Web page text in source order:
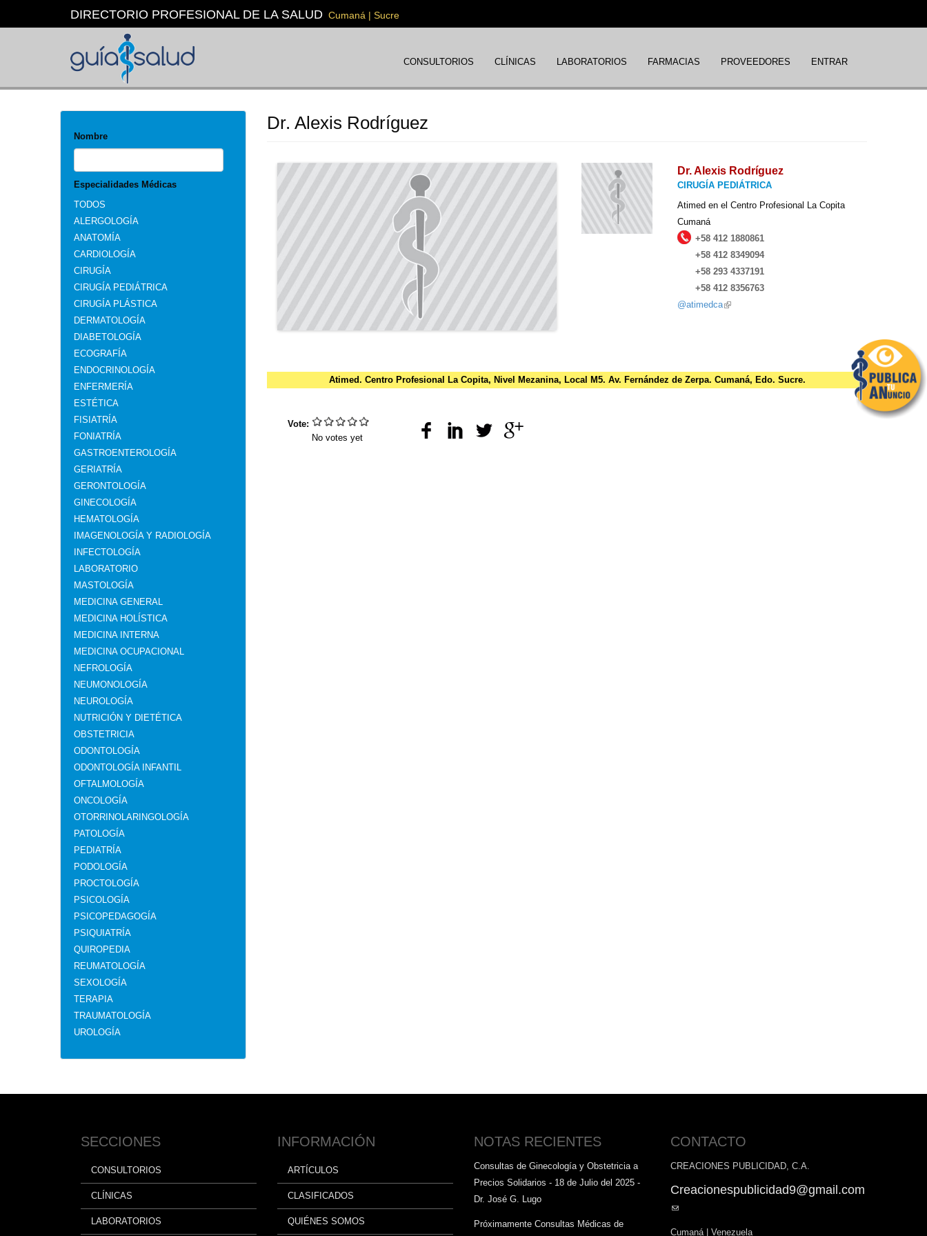
DIRECTORIO PROFESIONAL DE LA SALUD Cumaná | Sucre
CONSULTORIOS CLÍNICAS LABORATORIOS FARMACIAS PROVEEDORES ENTRAR
Nombre
Especialidades Médicas
TODOS
ALERGOLOGÍA
ANATOMÍA
CARDIOLOGÍA
CIRUGÍA
CIRUGÍA PEDIÁTRICA
CIRUGÍA PLÁSTICA
DERMATOLOGÍA
DIABETOLOGÍA
ECOGRAFÍA
ENDOCRINOLOGÍA
ENFERMERÍA
ESTÉTICA
FISIATRÍA
FONIATRÍA
GASTROENTEROLOGÍA
GERIATRÍA
GERONTOLOGÍA
GINECOLOGÍA
HEMATOLOGÍA
IMAGENOLOGÍA Y RADIOLOGÍA
INFECTOLOGÍA
LABORATORIO
MASTOLOGÍA
MEDICINA GENERAL
MEDICINA HOLÍSTICA
MEDICINA INTERNA
MEDICINA OCUPACIONAL
NEFROLOGÍA
NEUMONOLOGÍA
NEUROLOGÍA
NUTRICIÓN Y DIETÉTICA
OBSTETRICIA
ODONTOLOGÍA
ODONTOLOGÍA INFANTIL
OFTALMOLOGÍA
ONCOLOGÍA
OTORRINOLARINGOLOGÍA
PATOLOGÍA
PEDIATRÍA
PODOLOGÍA
PROCTOLOGÍA
PSICOLOGÍA
PSICOPEDAGOGÍA
PSIQUIATRÍA
QUIROPEDIA
REUMATOLOGÍA
SEXOLOGÍA
TERAPIA
TRAUMATOLOGÍA
UROLOGÍA
Dr. Alexis Rodríguez
Dr. Alexis Rodríguez
CIRUGÍA PEDIÁTRICA
Atimed en el Centro Profesional La Copita
Cumaná
+58 412 1880861
+58 412 8349094
+58 293 4337191
+58 412 8356763
@atimedca(link
Atimed. Centro Profesional La Copita, Nivel Mezanina, Local M5. Av. Fernández de Zerpa. Cumaná, Edo. Sucre.
Vote:
No votes yet
SECCIONES
CONSULTORIOS
CLÍNICAS
LABORATORIOS
INFORMACIÓN
ARTÍCULOS
CLASIFICADOS
QUIÉNES SOMOS
NOTAS RECIENTES
Consultas de Ginecología y Obstetricia a
Precios Solidarios - 18 de Julio del 2025 -
Dr. José G. Lugo
Próximamente Consultas Médicas de
CONTACTO
CREACIONES PUBLICIDAD, C.A.
Creacionespublicidad9@gmail.com
(link
Cumaná | Venezuela